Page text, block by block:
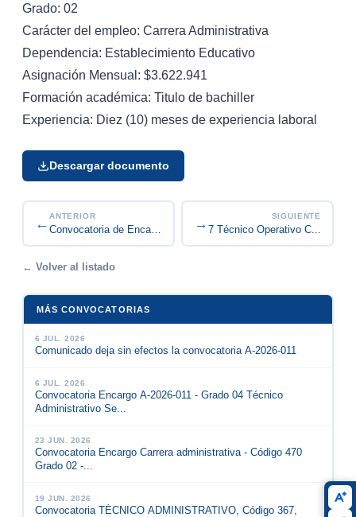
Grado: 02
Carácter del empleo: Carrera Administrativa
Dependencia: Establecimiento Educativo
Asignación Mensual: $3.622.941
Formación académica: Titulo de bachiller
Experiencia: Diez (10) meses de experiencia laboral
Descargar documento
← ANTERIOR
Convocatoria de Encargo A-2026-005 Grado 02 Auxi...
SIGUIENTE
Convocatoria encargo 2026-07 Técnico Operativo C...
→
← Volver al listado
MÁS CONVOCATORIAS
6 JUL. 2026
Comunicado deja sin efectos la convocatoria A-2026-011
6 JUL. 2026
Convocatoria Encargo A-2026-011 - Grado 04 Técnico
Administrativo Se...
23 JUN. 2026
Convocatoria Encargo Carrera administrativa - Código 470
Grado 02 -...
19 JUN. 2026
Convocatoria TÉCNICO ADMINISTRATIVO, Código 367,